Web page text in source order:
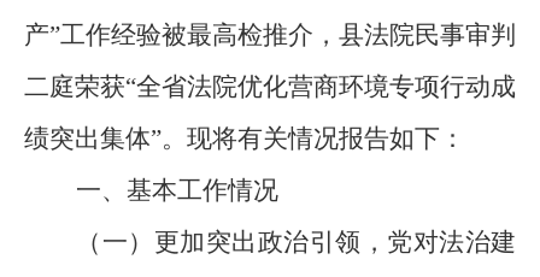
产”工作经验被最高检推介，县法院民事审判
二庭荣获“全省法院优化营商环境专项行动成
绩突出集体”。现将有关情况报告如下：
一、基本工作情况
（一）更加突出政治引领，党对法治建